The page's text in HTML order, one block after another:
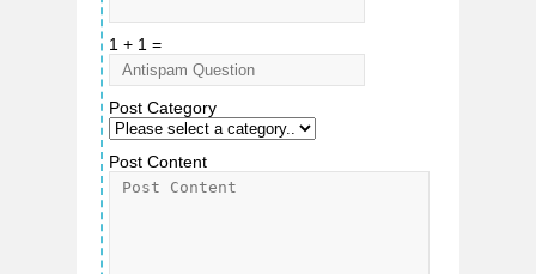
1 + 1 =
Post Category
Post Content